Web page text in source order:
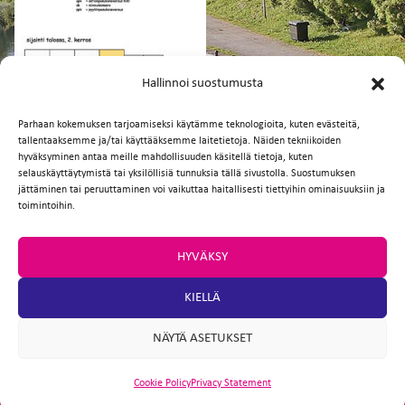
Hallinnoi suostumusta
Parhaan kokemuksen tarjoamiseksi käytämme teknologioita, kuten evästeitä,
tallentaaksemme ja/tai käyttääksemme laitetietoja. Näiden tekniikoiden
hyväksyminen antaa meille mahdollisuuden käsitellä tietoja, kuten
selauskäyttäytymistä tai yksilöllisiä tunnuksia tällä sivustolla. Suostumuksen
jättäminen tai peruuttaminen voi vaikuttaa haitallisesti tiettyihin ominaisuuksiin ja
toimintoihin.
HYVÄKSY
KIELLÄ
NÄYTÄ ASETUKSET
Cookie PolicyPrivacy Statement
Facebook
TwitterEmailWhatsApp